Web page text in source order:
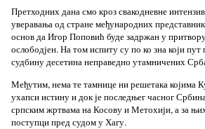
Претходних дана смо кроз свакодневне
уверавања од стране међународних
основ да Игор Поповић буде задржан у
ослободјен. На том испиту су по ко зна који
судбину десетина неправедно утамничених
Међутим, нема те тамнице ни решетака којима
ухапси истину и док је последњег часног
српским жртвама на Косову и Метохији, а за
поступци пред судом у Хагу.